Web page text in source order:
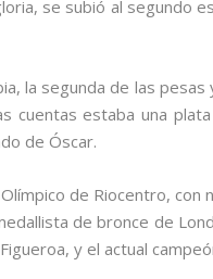
se subió al segundo
la segunda de las
cuentas estaba una
de Óscar.
de Riocentro,
de bronce de
y el actual